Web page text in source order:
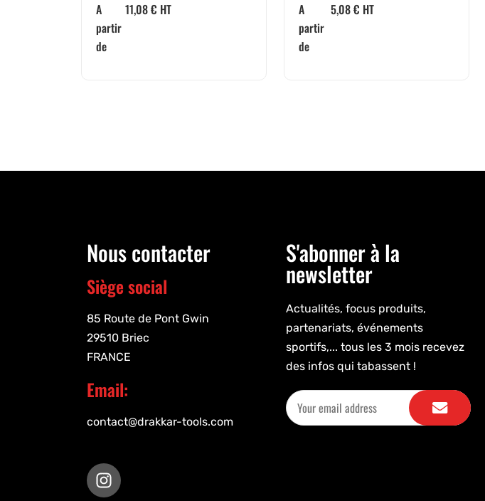
A
partir
de
11,08€ HT
A
partir
de
5,08€ HT
Nous contacter
Siège social
85 Route de Pont Gwin
29510 Briec
FRANCE
Email:
contact@drakkar-tools.com
S'abonner à la
newsletter
Actualités, focus produits,
partenariats, événements
sportifs,... tous les 3 mois recevez
des infos qui tabassent !